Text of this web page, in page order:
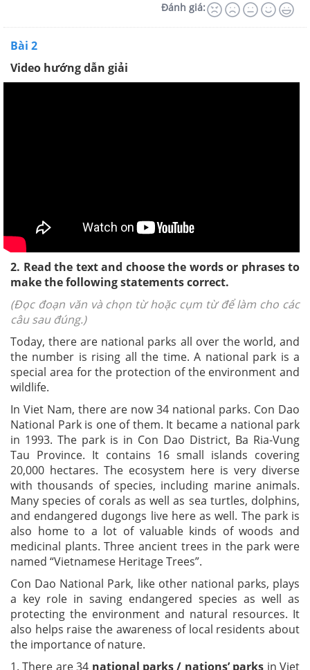
Đánh giá:
Bài 2
Video hướng dẫn giải
2. Read the text and choose the words or phrases to
make the following statements correct.
(Đọc đoạn văn và chọn từ hoặc cụm từ để làm cho các
câu sau đúng.)
Today, there are national parks all over the world, and
the number is rising all the time. A national park is a
special area for the protection of the environment and
wildlife.
In Viet Nam, there are now 34 national parks. Con Dao
National Park is one of them. It became a national park
in 1993. The park is in Con Dao District, Ba Ria-Vung
Tau Province. It contains 16 small islands covering
20,000 hectares. The ecosystem here is very diverse
with thousands of species, including marine animals.
Many species of corals as well as sea turtles, dolphins,
and endangered dugongs live here as well. The park is
also home to a lot of valuable kinds of woods and
medicinal plants. Three ancient trees in the park were
named “Vietnamese Heritage Trees”.
Con Dao National Park, like other national parks, plays
a key role in saving endangered species as well as
protecting the environment and natural resources. It
also helps raise the awareness of local residents about
the importance of nature.
1. There are 34 national parks / nations’ parks in Viet